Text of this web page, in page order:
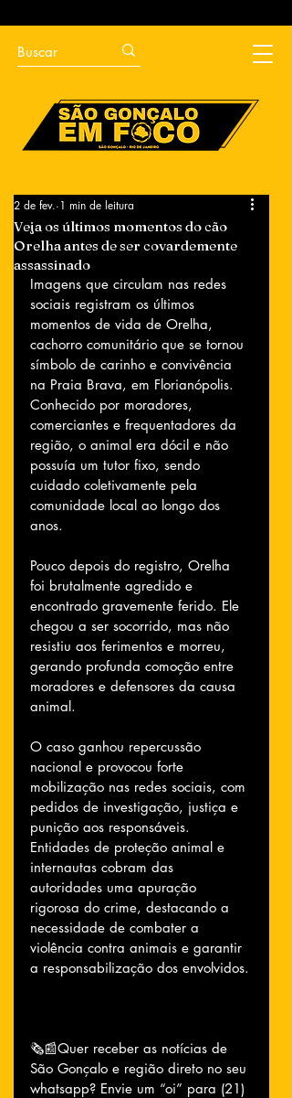
Veja os últimos momentos do cão
Orelha antes de ser covardemente
assassinado
2 de fev. 1 min de leitura
Imagens que circulam nas redes
sociais registram os últimos
momentos de vida de Orelha,
cachorro comunitário que se tornou
símbolo de carinho e convivência
na Praia Brava, em Florianópolis.
Conhecido por moradores,
comerciantes e frequentadores da
região, o animal era dócil e não
possuía um tutor fixo, sendo
cuidado coletivamente pela
comunidade local ao longo dos
anos.
Pouco depois do registro, Orelha
foi brutalmente agredido e
encontrado gravemente ferido. Ele
chegou a ser socorrido, mas não
resistiu aos ferimentos e morreu,
gerando profunda comoção entre
moradores e defensores da causa
animal.
O caso ganhou repercussão
nacional e provocou forte
mobilização nas redes sociais, com
pedidos de investigação, justiça e
punição aos responsáveis.
Entidades de proteção animal e
internautas cobram das
autoridades uma apuração
rigorosa do crime, destacando a
necessidade de combater a
violência contra animais e garantir
a responsabilização dos envolvidos.
🗞📰Quer receber as notícias de
São Gonçalo e região direto no seu
whatsapp? Envie um “oi” para (21)